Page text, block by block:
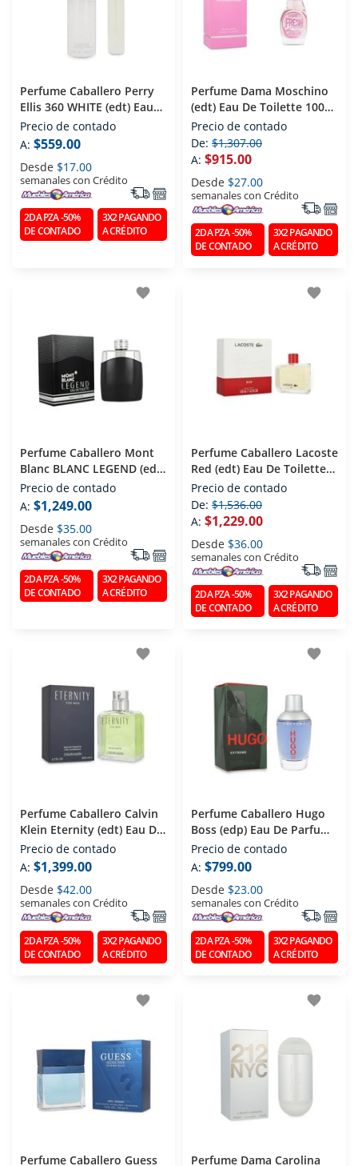
Perfume Caballero Perry
Ellis 360 WHITE (edt) Eau
De Toilette 100 Ml
Precio de contado
A: $559.00
Desde $17.00
semanales con Crédito
2DA PZA -50%
DE CONTADO
3X2 PAGANDO
A CRÉDITO
Perfume Dama Moschino
(edt) Eau De Toilette 100
Ml
Precio de contado
De: $1,307.00
A: $915.00
Desde $27.00
semanales con Crédito
2DA PZA -50%
DE CONTADO
3X2 PAGANDO
A CRÉDITO
favorite
Perfume Caballero Mont
Blanc BLANC LEGEND (edt)
Eau De Toilette 100 Ml
Precio de contado
A: $1,249.00
Desde $35.00
semanales con Crédito
2DA PZA -50%
DE CONTADO
3X2 PAGANDO
A CRÉDITO
favorite
Perfume Caballero Lacoste
Red (edt) Eau De Toilette
125 Ml
Precio de contado
De: $1,536.00
A: $1,229.00
Desde $36.00
semanales con Crédito
2DA PZA -50%
DE CONTADO
3X2 PAGANDO
A CRÉDITO
favorite
Perfume Caballero Calvin
Klein Eternity (edt) Eau De
Toilette 200 Ml
Precio de contado
A: $1,399.00
Desde $42.00
semanales con Crédito
2DA PZA -50%
DE CONTADO
3X2 PAGANDO
A CRÉDITO
favorite
Perfume Caballero Hugo
Boss (edp) Eau De Parfum
75 Ml
Precio de contado
A: $799.00
Desde $23.00
semanales con Crédito
2DA PZA -50%
DE CONTADO
3X2 PAGANDO
A CRÉDITO
favorite
Perfume Caballero Guess
favorite
Perfume Dama Carolina